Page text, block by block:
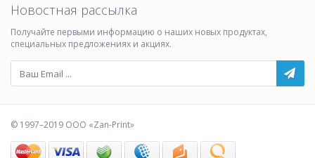
Новостная рассылка
Получайте первыми информацию о наших новых продуктах,
специальных предложениях и акциях.
© 1997–2019 ООО «Zan-Print»